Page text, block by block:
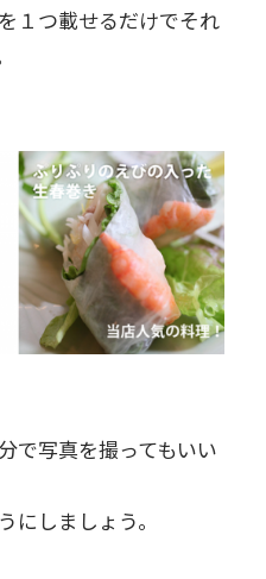
１つ載せるだけでそれ
で写真を撮ってもいい
にしましょう。